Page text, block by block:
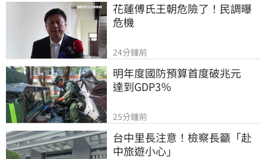
花蓮傅氏王朝危險了！民調曝
危機
24分鐘前
明年度國防預算首度破兆元
達到GDP3％
25分鐘前
台中里長注意！檢察長籲「赴
中旅遊小心」